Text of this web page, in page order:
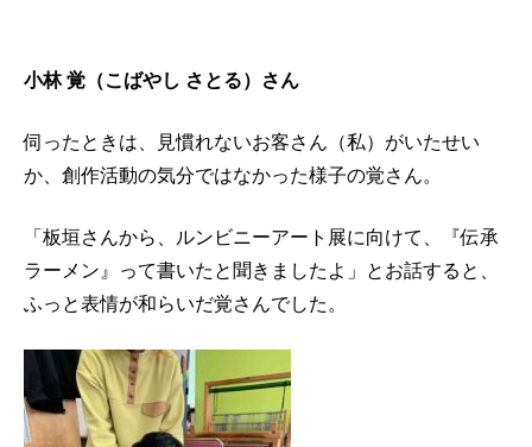
小林 覚（こばやし さとる）さん
伺ったときは、見慣れないお客さん（私）がいたせい
か、創作活動の気分ではなかった様子の覚さん。
「板垣さんから、ルンビニーアート展に向けて、『伝承
ラーメン』って書いたと聞きましたよ」とお話すると、
ふっと表情が和らいだ覚さんでした。